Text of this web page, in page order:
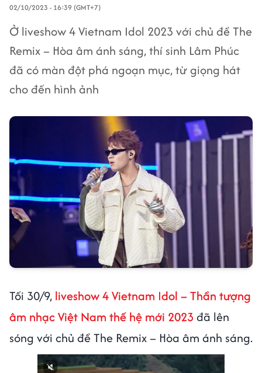
02/10/2023 - 16:39 (GMT+7)
Ở liveshow 4 Vietnam Idol 2023 với chủ đề The
Remix – Hòa âm ánh sáng, thí sinh Lâm Phúc
đã có màn đột phá ngoạn mục, từ giọng hát
cho đến hình ảnh
Tối 30/9, liveshow 4 Vietnam Idol – Thần tượng
âm nhạc Việt Nam thế hệ mới 2023 đã lên
sóng với chủ đề The Remix – Hòa âm ánh sáng.